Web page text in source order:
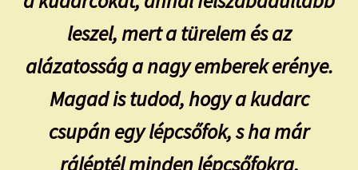
leszel, mert a türelem és az
alázatosság a nagy emberek erénye.
Magad is tudod, hogy a kudarc
csupán egy lépcsőfok, s ha már
ráléptél minden lépcsőfokra,